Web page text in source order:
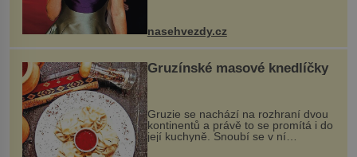
nasehvezdy.cz
Gruzínské masové knedlíčky
Gruzie se nachází na rozhraní dvou
kontinentů a právě to se promítá i do
její kuchyně. Snoubí se v ní
evropské a asijské chutě a díky tomu